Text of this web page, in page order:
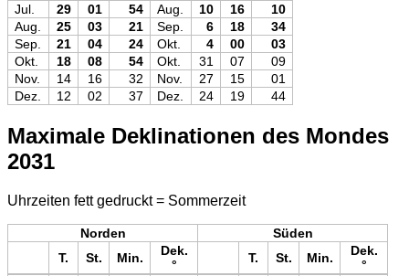
Jul.
29 01 54 Aug. 10 16
10
Aug.
25 03 21 Sep. 6 18
34
Sep.
21 04 24 Okt. 4 00
03
Okt.
18 08 54 Okt. 31 07
09
Nov.
14 16 32 Nov. 27 15
01
Dez.
12 02 37 Dez. 24 19 44
Maximale Deklinationen des Mondes
2031
Uhrzeiten fett gedruckt = Sommerzeit
Norden
Süden
T.
St. Min.
Dek.
°
T. St. Min.
Dek.
°